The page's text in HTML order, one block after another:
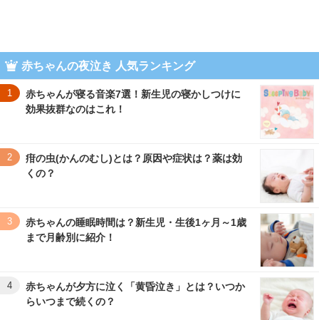
赤ちゃんの夜泣き 人気ランキング
1
赤ちゃんが寝る音楽7選！新生児の寝かしつけに
効果抜群なのはこれ！
2
疳の虫(かんのむし)とは？原因や症状は？薬は効
くの？
3
赤ちゃんの睡眠時間は？新生児・生後1ヶ月～1歳
まで月齢別に紹介！
4
赤ちゃんが夕方に泣く「黄昏泣き」とは？いつか
らいつまで続くの？